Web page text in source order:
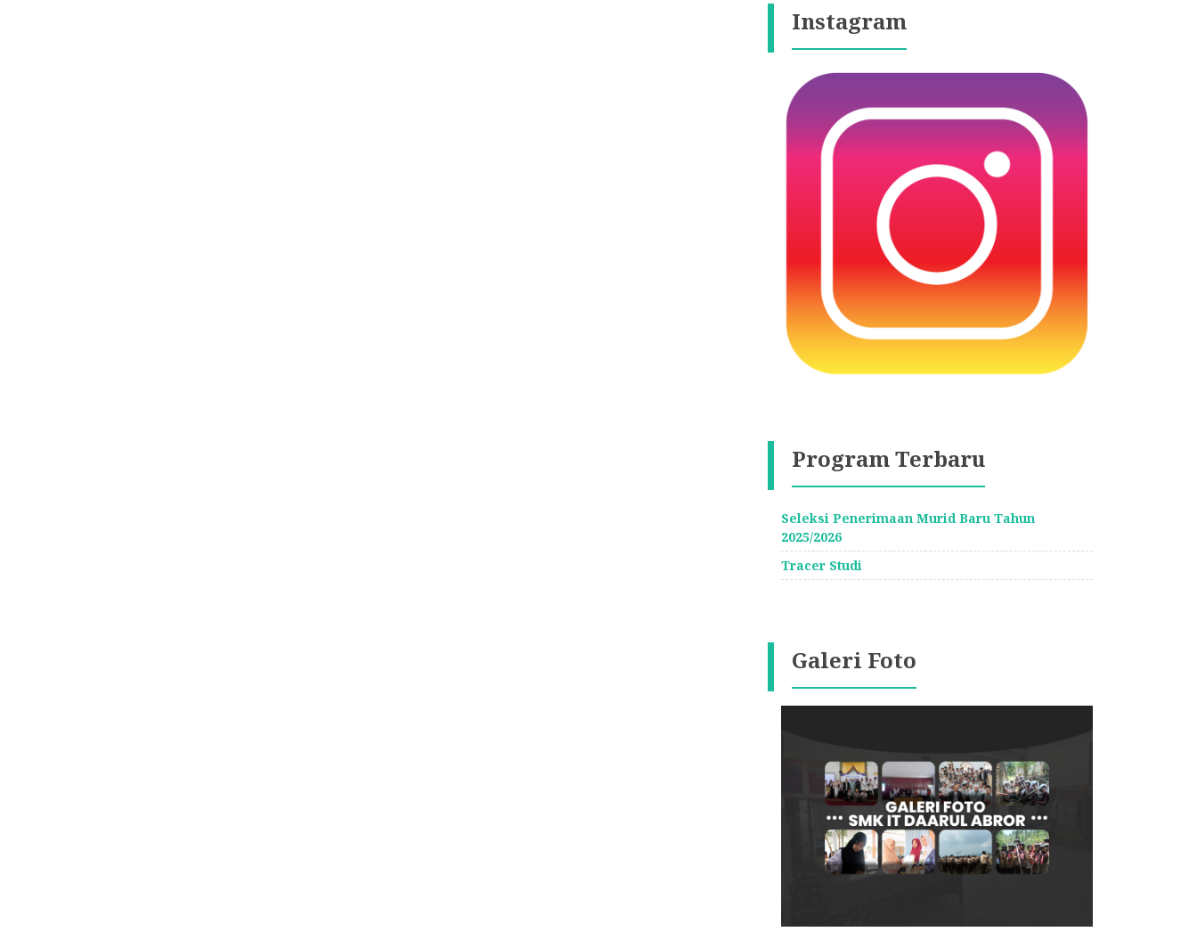
Instagram
Program Terbaru
Seleksi Penerimaan Murid Baru Tahun
2025/2026
Tracer Studi
Galeri Foto